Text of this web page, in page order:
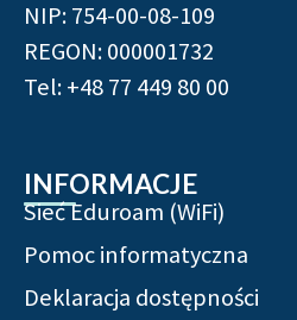
NIP: 754-00-08-109
REGON: 000001732
Tel: +48 77 449 80 00
INFORMACJE
Sieć Eduroam (WiFi)
Pomoc informatyczna
Deklaracja dostępności